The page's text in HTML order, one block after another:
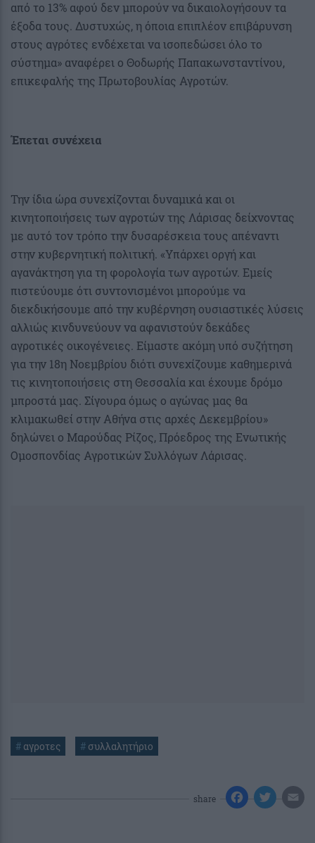
από το 13% αφού δεν μπορούν να δικαιολογήσουν τα
έξοδα τους. Δυστυχώς, η όποια επιπλέον επιβάρυνση
στους αγρότες ενδέχεται να ισοπεδώσει όλο το
σύστημα» αναφέρει ο Θοδωρής Παπακωνσταντίνου,
επικεφαλής της Πρωτοβουλίας Αγροτών.
Έπεται συνέχεια
Την ίδια ώρα συνεχίζονται δυναμικά και οι
κινητοποιήσεις των αγροτών της Λάρισας δείχνοντας
με αυτό τον τρόπο την δυσαρέσκεια τους απέναντι
στην κυβερνητική πολιτική. «Υπάρχει οργή και
αγανάκτηση για τη φορολογία των αγροτών. Εμείς
πιστεύουμε ότι συντονισμένοι μπορούμε να
διεκδικήσουμε από την κυβέρνηση ουσιαστικές λύσεις
αλλιώς κινδυνεύουν να αφανιστούν δεκάδες
αγροτικές οικογένειες. Είμαστε ακόμη υπό συζήτηση
για την 18η Νοεμβρίου διότι συνεχίζουμε καθημερινά
τις κινητοποιήσεις στη Θεσσαλία και έχουμε δρόμο
μπροστά μας. Σίγουρα όμως ο αγώνας μας θα
κλιμακωθεί στην Αθήνα στις αρχές Δεκεμβρίου»
δηλώνει ο Μαρούδας Ρίζος, Πρόεδρος της Ενωτικής
Ομοσπονδίας Αγροτικών Συλλόγων Λάρισας.
# αγροτες # συλλαλητήριο
share